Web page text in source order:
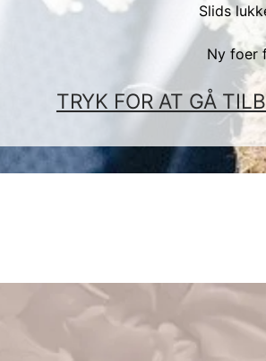
Slids
Ny foer
TRYK FOR AT GÅ